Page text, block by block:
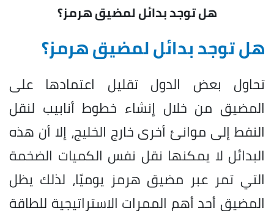
هل توجد بدائل لمضيق هرمز؟
هل توجد بدائل لمضيق هرمز؟
تحاول بعض الدول تقليل اعتمادها على
المضيق من خلال إنشاء خطوط أنابيب لنقل
النفط إلى موانئ أخرى خارج الخليج، إلا أن هذه
البدائل لا يمكنها نقل نفس الكميات الضخمة
التي تمر عبر مضيق هرمز يوميًا، لذلك يظل
المضيق أحد أهم الممرات الاستراتيجية للطاقة